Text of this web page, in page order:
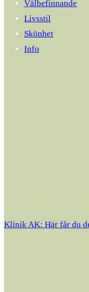
Välbefinnande
Livsstil
Skönhet
Info
Klinik AK: Här får du